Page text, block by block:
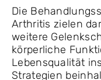
Die
Arthritis zielen
weitere
körperliche
Lebensqualität
Strategien